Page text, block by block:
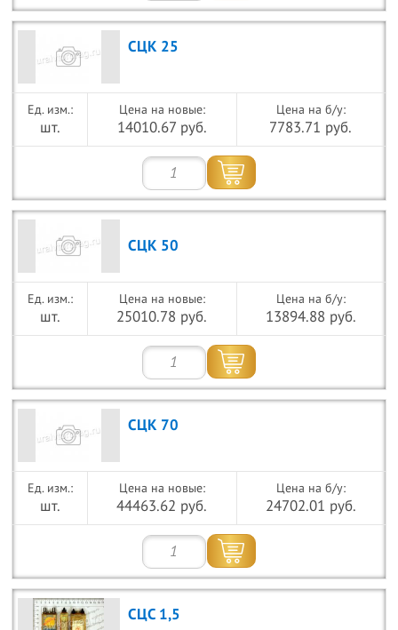
СЦК 25
шт.
Цена на новые:
14010.67 руб.
Цена на б/у:
7783.71 руб.
СЦК 50
шт.
Цена на новые:
25010.78 руб.
Цена на б/у:
13894.88 руб.
СЦК 70
шт.
Цена на новые:
44463.62 руб.
Цена на б/у:
24702.01 руб.
СЦС 1,5